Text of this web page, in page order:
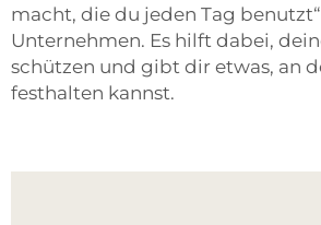
macht, die du jeden Tag
Unternehmen. Es hilft dabei,
schützen und gibt dir etwas, an
festhalten kannst.